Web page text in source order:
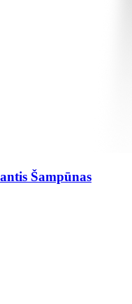
Šampūnas